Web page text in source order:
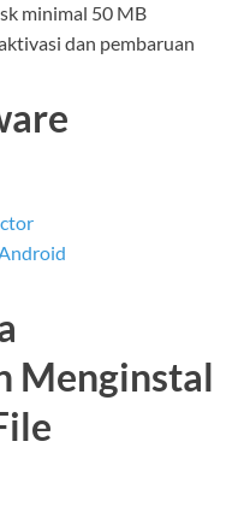
minimal 50 MB
dan pembaruan
Menginstal